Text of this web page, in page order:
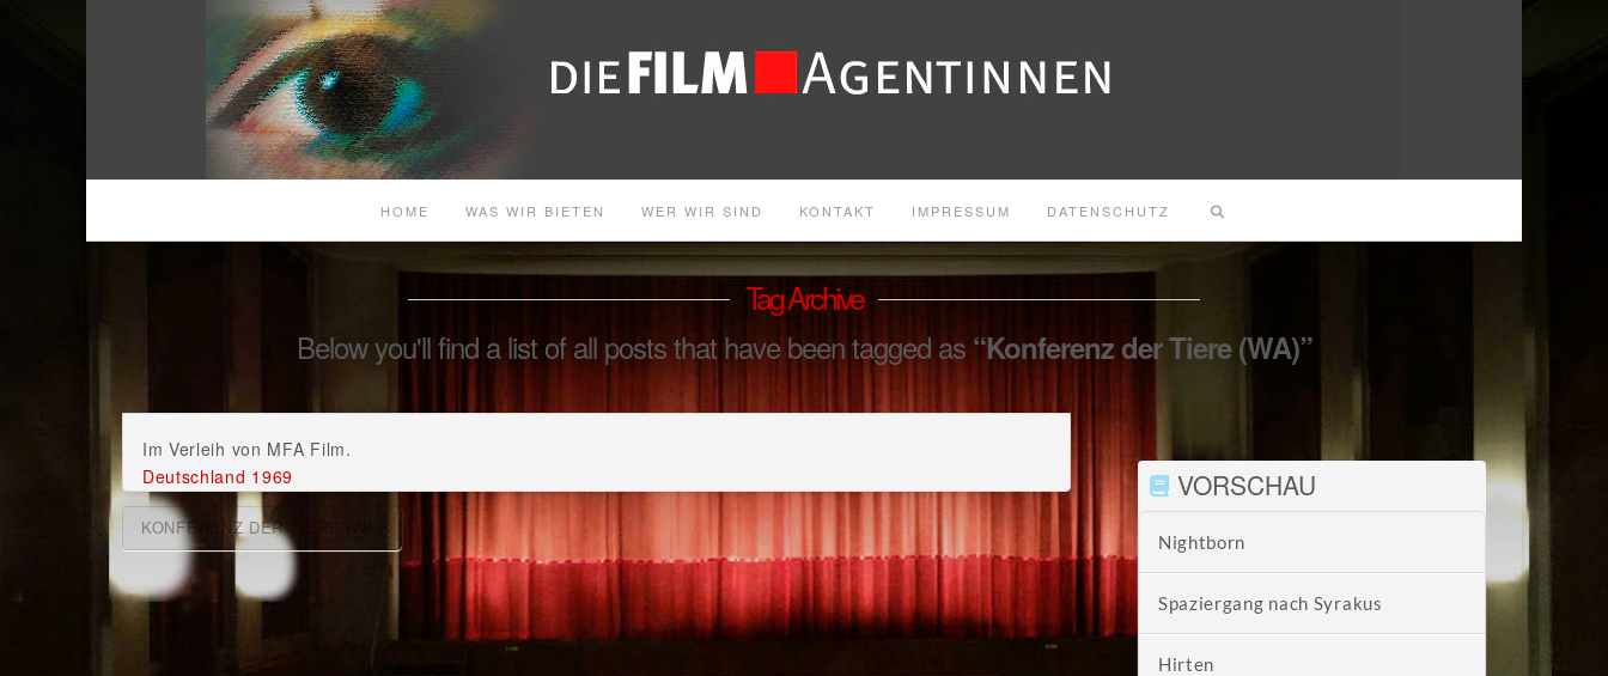
HOME WAS WIR BIETEN WER WIR SIND KONTAKT IMPRESSUM DATENSCHUTZ
Tag Archive
Below you'll find a list of all posts that have been tagged as“Konferenz der Tiere (WA)”
Im Verleih von MFA Film.
Deutschland 1969
KONFERENZ DER TIERE (WA)
VORSCHAU
Nightborn
Spaziergang nach Syrakus
Hirten